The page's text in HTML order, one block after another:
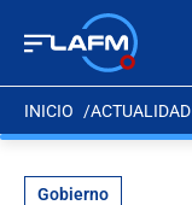
INICIO ACTUALIDAD
Gobierno